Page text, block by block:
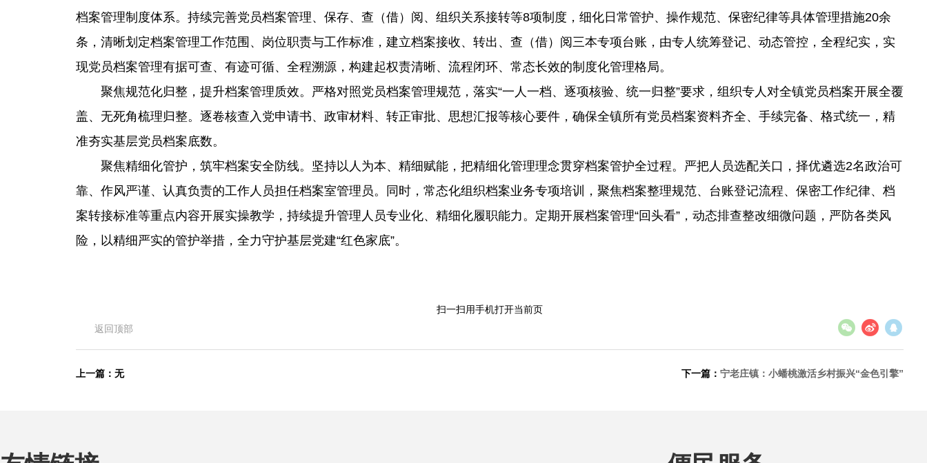
档案管理制度体系。持续完善党员档案管理、保存、查（借）阅、组织关系接转等8项制度，细化日常管护、操作规范、保密纪律等具体管理措施20余
条，清晰划定档案管理工作范围、岗位职责与工作标准，建立档案接收、转出、查（借）阅三本专项台账，由专人统筹登记、动态管控，全程纪实，实
现党员档案管理有据可查、有迹可循、全程溯源，构建起权责清晰、流程闭环、常态长效的制度化管理格局。
聚焦规范化归整，提升档案管理质效。严格对照党员档案管理规范，落实“一人一档、逐项核验、统一归整”要求，组织专人对全镇党员档案开展全覆
盖、无死角梳理归整。逐卷核查入党申请书、政审材料、转正审批、思想汇报等核心要件，确保全镇所有党员档案资料齐全、手续完备、格式统一，精
准夯实基层党员档案底数。
聚焦精细化管护，筑牢档案安全防线。坚持以人为本、精细赋能，把精细化管理理念贯穿档案管护全过程。严把人员选配关口，择优遴选2名政治可
靠、作风严谨、认真负责的工作人员担任档案室管理员。同时，常态化组织档案业务专项培训，聚焦档案整理规范、台账登记流程、保密工作纪律、档
案转接标准等重点内容开展实操教学，持续提升管理人员专业化、精细化履职能力。定期开展档案管理“回头看”，动态排查整改细微问题，严防各类风
险，以精细严实的管护举措，全力守护基层党建“红色家底”。
扫一扫用手机打开当前页
返回顶部
上一篇：无 下一篇： 宁老庄镇：小蟠桃激活乡村振兴“金色引擎”